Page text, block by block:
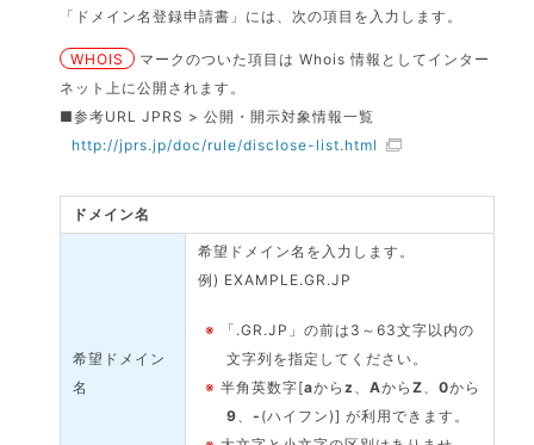
「ドメイン名登録申請書」には、次の項目を入力します。
WHOIS
マークのついた項目は Whois 情報としてインター
ネット上に公開されます。
■参考URL JPRS > 公開・開示対象情報一覧
http://jprs.jp/doc/rule/disclose-list.html
ドメイン名
希望ドメイン
名
希望ドメイン名を入力します。
例) EXAMPLE.GR.JP
※
「.GR.JP」の前は3～63文字以内の
文字列を指定してください。
※半角英数字[aからz、AからZ、0から
9、- (ハイフン)] が利用できます。